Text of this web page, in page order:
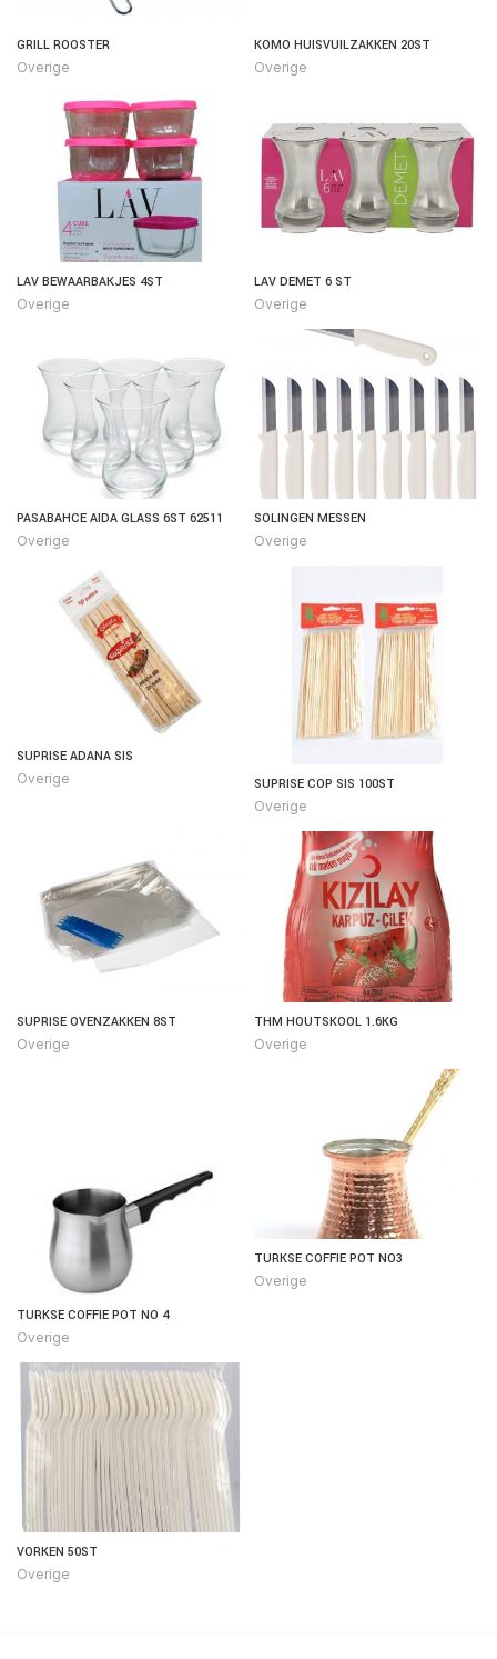
GRILL ROOSTER
Overige
KOMO HUISVUILZAKKEN 20ST
Overige
LAV BEWAARBAKJES 4ST
Overige
LAV DEMET 6 ST
Overige
PASABAHCE AIDA GLASS 6ST 62511
Overige
SOLINGEN MESSEN
Overige
SUPRISE ADANA SIS
Overige
SUPRISE COP SIS 100ST
Overige
SUPRISE OVENZAKKEN 8ST
Overige
THM HOUTSKOOL 1.6KG
Overige
TURKSE COFFIE POT NO 4
Overige
TURKSE COFFIE POT NO3
Overige
VORKEN 50ST
Overige